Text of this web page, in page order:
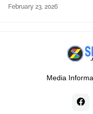
February 23, 2026
Media